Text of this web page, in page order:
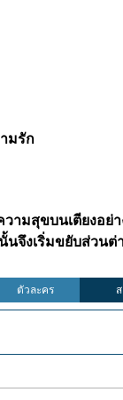
มรัก
ามสุขบนเตียงอ
จึงเริ่มขยับส่วน
ตัวละคร